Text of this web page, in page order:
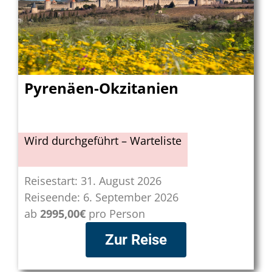
Pyrenäen-Okzitanien
Wird durchgeführt – Warteliste
Reisestart: 31. August 2026
Reiseende: 6. September 2026
ab 2995,00€ pro Person
Zur Reise